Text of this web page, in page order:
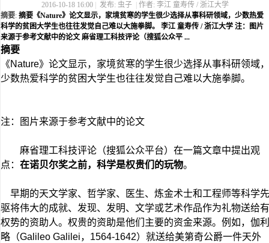
› › ›
2016-10-18 16:00 发布: 虫子 作者: 李江 童寿传 / 浙江大学
摘要: 摘要《Nature》论文显示，家境贫寒的学生很少选择从事科研领域，少数热爱
科学的贫困大学生也往往发觉自己难以大施拳脚。 李江 童寿传 / 浙江大学 注：图片
来源于参考文献中的论文 麻省理工科技评论（搜狐公众平 ...
摘要
《Nature》论文显示，家境贫寒的学生很少选择从事科研领域，
少数热爱科学的贫困大学生也往往发觉自己难以大施拳脚。
注：图片来源于参考文献中的论文
麻省理工科技评论（搜狐公众平台）在一篇文章中提出观
点： 在诺贝尔奖之前，科学是权贵们的玩物。
早期的天文学家、哲学家、医生、炼金术士和工程师等科学先
驱将伟大的成就、发现、发明、文学或艺术作品作为礼物送给有
权势的资助人。权贵的资助是他们主要的资金来源。例如，伽利
略（Galileo Galilei，1564-1642）就送给美第奇公爵一件天外